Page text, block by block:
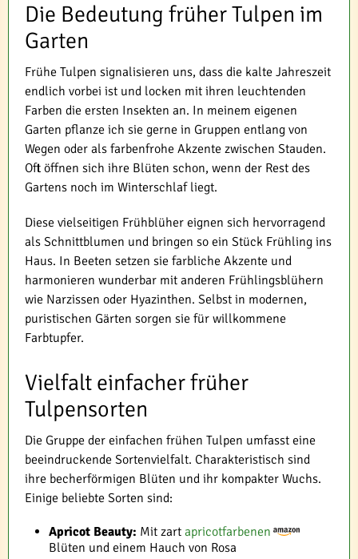
Die Bedeutung früher Tulpen im
Garten
Frühe Tulpen signalisieren uns, dass die kalte Jahreszeit
endlich vorbei ist und locken mit ihren leuchtenden
Farben die ersten Insekten an. In meinem eigenen
Garten pflanze ich sie gerne in Gruppen entlang von
Wegen oder als farbenfrohe Akzente zwischen Stauden.
Oft öffnen sich ihre Blüten schon, wenn der Rest des
Gartens noch im Winterschlaf liegt.
Diese vielseitigen Frühblüher eignen sich hervorragend
als Schnittblumen und bringen so ein Stück Frühling ins
Haus. In Beeten setzen sie farbliche Akzente und
harmonieren wunderbar mit anderen Frühlingsblühern
wie Narzissen oder Hyazinthen. Selbst in modernen,
puristischen Gärten sorgen sie für willkommene
Farbtupfer.
Vielfalt einfacher früher
Tulpensorten
Die Gruppe der einfachen frühen Tulpen umfasst eine
beeindruckende Sortenvielfalt. Charakteristisch sind
ihre becherförmigen Blüten und ihr kompakter Wuchs.
Einige beliebte Sorten sind:
Apricot Beauty: Mit zart apricotfarbenen
Blüten und einem Hauch von Rosa